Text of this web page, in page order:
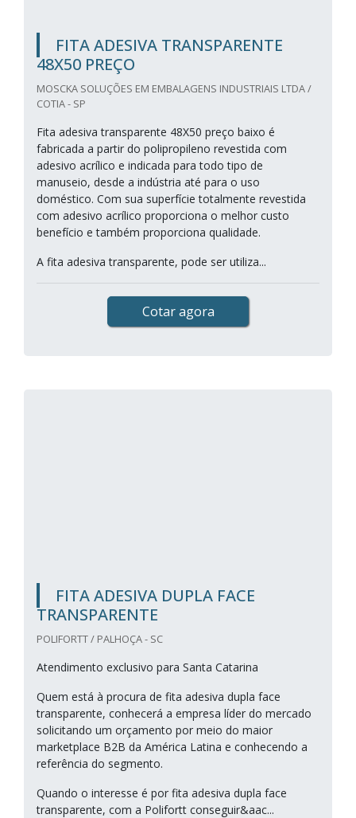
FITA ADESIVA TRANSPARENTE
48X50 PREÇO
MOSCKA SOLUÇÕES EM EMBALAGENS INDUSTRIAIS LTDA /
COTIA - SP
Fita adesiva transparente 48X50 preço baixo é
fabricada a partir do polipropileno revestida com
adesivo acrílico e indicada para todo tipo de
manuseio, desde a indústria até para o uso
doméstico. Com sua superfície totalmente revestida
com adesivo acrílico proporciona o melhor custo
benefício e também proporciona qualidade.
A fita adesiva transparente, pode ser utiliza...
Cotar agora
FITA ADESIVA DUPLA FACE
TRANSPARENTE
POLIFORTT / PALHOÇA - SC
Atendimento exclusivo para Santa Catarina
Quem está à procura de fita adesiva dupla face
transparente, conhecerá a empresa líder do mercado
solicitando um orçamento por meio do maior
marketplace B2B da América Latina e conhecendo a
referência do segmento.
Quando o interesse é por fita adesiva dupla face
transparente, com a Polifortt conseguir&aac...